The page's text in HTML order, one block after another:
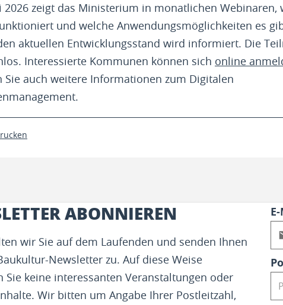
2026 zeigt das Ministerium in monatlichen Webinaren,
und welche Anwendungsmöglichkeiten es
aktuellen Entwicklungsstand wird informiert. Die
Interessierte Kommunen können sich online
Sie auch weitere Informationen zum Digitalen
ABONNIEREN
wir Sie auf dem Laufenden und senden Ihnen
Newsletter zu. Auf diese Weise
Sie keine interessanten Veranstaltungen oder
Wir bitten um Angabe Ihrer Postleitzahl,